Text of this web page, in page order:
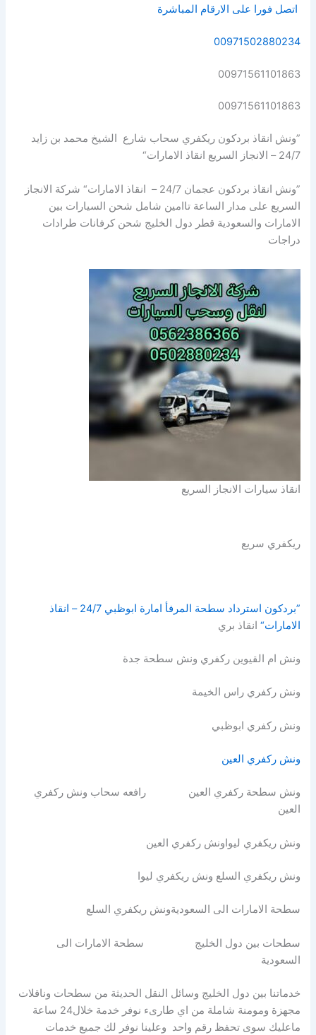
اتصل فورا على الارقام المباشرة
00971502880234
00971561101863
00971561101863
”ونش انقاذ بردكون ريكفري سحاب شارع الشيخ محمد بن زايد
24/7 – الانجاز السريع انقاذ الامارات“
”ونش انقاذ بردكون عجمان 24/7 – انقاذ الامارات“ شركة الانجاز
السريع على مدار الساعة تاامين شامل شحن السيارات بين
الامارات والسعودية قطر دول الخليج شحن كرفانات طرادات
دراجات
انقاذ سيارات الانجاز السريع
ريكفري سريع
”بردكون استرداد سطحة المرفأ امارة ابوظبي 24/7 – انقاذ
الامارات“ انقاذ بري
ونش ام القيوين ركفري ونش سطحة جدة
ونش ركفري راس الخيمة
ونش ركفري ابوظبي
ونش ركفري العين
ونش سطحة ركفري العين رافعه سحاب ونش ركفري
العين
ونش ريكفري ليواونش ركفري العين
ونش ريكفري السلع ونش ريكفري ليوا
سطحة الامارات الى السعوديةونش ريكفري السلع
سطحات بين دول الخليج سطحة الامارات الى
السعودية
خدماتنا بين دول الخليج وسائل النقل الحديثة من سطحات وناقلات
مجهزة ومومنة شاملة من اي طارىء نوفر خدمة خلال24 ساعة
ماعليك سوى تحفظ رقم واحد وعلينا نوفر لك جميع خدمات